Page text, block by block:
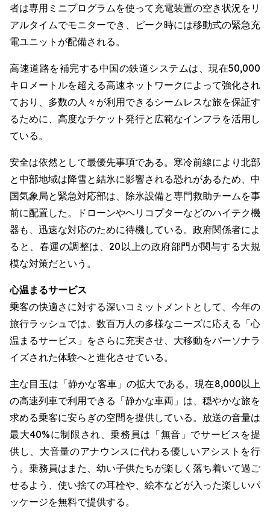
者は専用ミニプログラムを使って充電装置の空き状況をリ
アルタイムでモニターでき、ピーク時には移動式の緊急充
電ユニットが配備される。
高速道路を補完する中国の鉄道システムは、現在50,000
キロメートルを超える高速ネットワークによって強化され
ており、多数の人々が利用できるシームレスな旅を保証す
るために、高度なチケット発行と広範なインフラを活用し
ている。
安全は依然として最優先事項である。寒冷前線により北部
と中部地域は降雪と結氷に影響される恐れがあるため、中
国気象局と緊急対応部は、除氷設備と専門救助チームを事
前に配置した。ドローンやヘリコプターなどのハイテク機
器も、迅速な対応のために待機している。政府関係者によ
ると、春運の調整は、20以上の政府部門が関与する大規
模な対策だという。
心温まるサービス
乗客の快適さに対する深いコミットメントとして、今年の
旅行ラッシュでは、数百万人の多様なニーズに応える「心
温まるサービス」をさらに充実させ、大移動をパーソナラ
イズされた体験へと進化させている。
主な目玉は「静かな客車」の拡大である。現在8,000以上
の高速列車で利用できる「静かな車両」は、穏やかな旅を
求める乗客に安らぎの空間を提供している。放送の音量は
最大40%に制限され、乗務員は「無音」でサービスを提
供し、大音量のアナウンスに代わる優しいアシストを行
う。乗務員はまた、幼い子供たちが楽しく落ち着いて過ご
せるよう、使い捨ての耳栓や、絵本などが入った楽しいパ
ッケージを無料で提供する。